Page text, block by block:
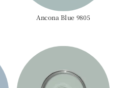
Ancona Blue 9805